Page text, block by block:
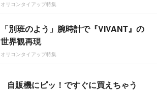
オリコンタイアップ特集
「別班のよう」腕時計で『VIVANT』の
世界観再現
オリコンタイアップ特集
自販機にピッ！ですぐに買えちゃう